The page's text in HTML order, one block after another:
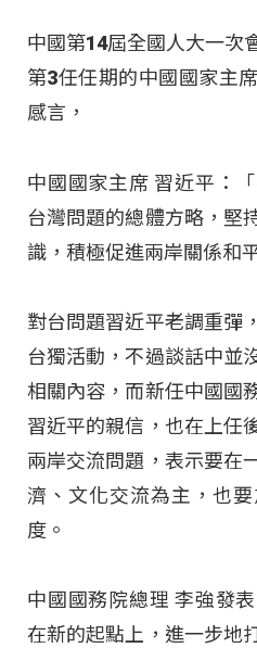
中國第14屆全國人大一次
第3任任期的中國國家主
感言，
中國國家主席 習近平：
台灣問題的總體方略，堅
識，積極促進兩岸關係和
對台問題習近平老調重彈
台獨活動，不過談話中並
相關內容，而新任中國國
習近平的親信，也在上任
兩岸交流問題，表示要在
濟、文化交流為主，也
度。
中國國務院總理 李強發
在新的起點上，進一步地